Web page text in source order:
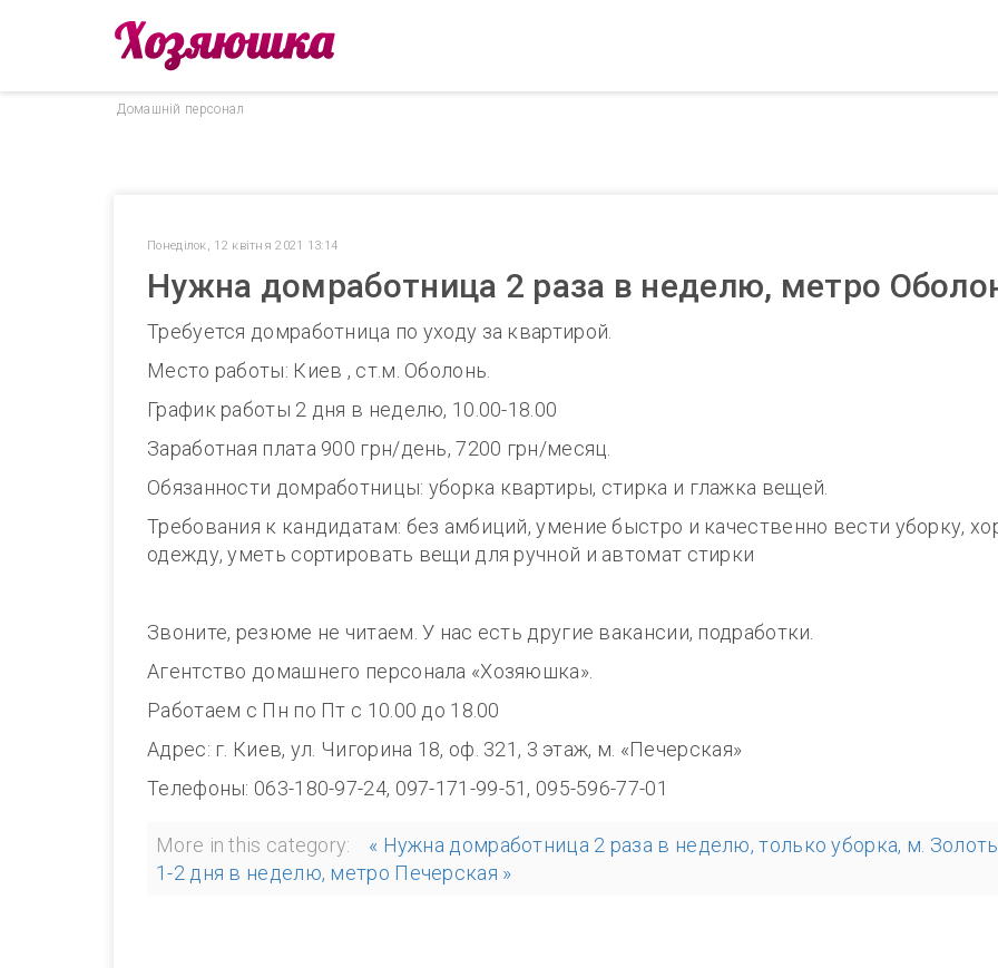
Домашнiй персонал
Понеділок, 12 квітня 2021 13:14
Нужна домработница 2 раза в неделю, метро
Требуется домработница по уходу за квартирой.
Место работы: Киев , ст.м. Оболонь.
График работы 2 дня в неделю, 10.00-18.00
Заработная плата 900 грн/день, 7200 грн/месяц.
Обязанности домработницы: уборка квартиры, стирка и глажка вещей.
Требования к кандидатам: без амбиций, умение быстро и качественно вести уборку,
одежду, уметь сортировать вещи для ручной и автомат стирки
Звоните, резюме не читаем. У нас есть другие вакансии, подработки.
Агентство домашнего персонала «Хозяюшка».
Работаем с Пн по Пт с 10.00 до 18.00
Адрес: г. Киев, ул. Чигорина 18, оф. 321, 3 этаж, м. «Печерская»
Телефоны: 063-180-97-24, 097-171-99-51, 095-596-77-01
More in this category: « Нужна домработница 2 раза в неделю, только уборка, м.
1-2 дня в неделю, метро Печерская »